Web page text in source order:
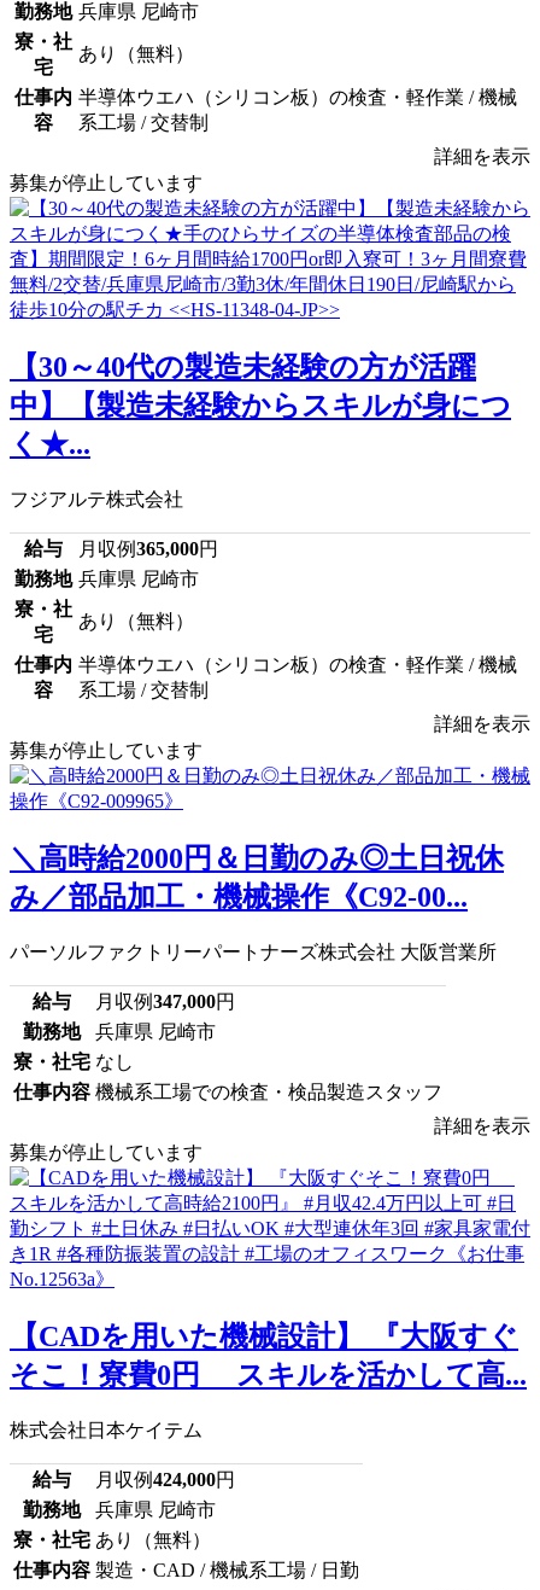
勤務地 兵庫県 尼崎市
寮・社
宅
あり（無料）
仕事内
容
半導体ウエハ（シリコン板）の検査・軽作業 / 機械
系工場 / 交替制
詳細を表示
募集が停止しています
【30～40代の製造未経験の方が活躍
中】【製造未経験からスキルが身につ
く★...
フジアルテ株式会社
給与 月収例365,000円
勤務地 兵庫県 尼崎市
寮・社
宅
あり（無料）
仕事内
容
半導体ウエハ（シリコン板）の検査・軽作業 / 機械
系工場 / 交替制
詳細を表示
募集が停止しています
＼高時給2000円＆日勤のみ◎土日祝休
み／部品加工・機械操作《C92-00...
パーソルファクトリーパートナーズ株式会社 大阪営業所
給与 月収例347,000円
勤務地
兵庫県 尼崎市
寮・社宅 なし
仕事内容 機械系工場での検査・検品製造スタッフ
詳細を表示
募集が停止しています
【CADを用いた機械設計】 『大阪すぐ
そこ！寮費0円 スキルを活かして高...
株式会社日本ケイテム
給与 月収例424,000円
勤務地
兵庫県 尼崎市
寮・社宅 あり（無料）
仕事内容 製造・CAD / 機械系工場 / 日勤